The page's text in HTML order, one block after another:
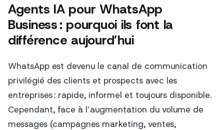
Agents IA pour WhatsApp
Business : pourquoi ils font la
différence aujourd’hui
WhatsApp est devenu le canal de communication
privilégié des clients et prospects avec les
entreprises : rapide, informel et toujours disponible.
Cependant, face à l’augmentation du volume de
messages (campagnes marketing, ventes,